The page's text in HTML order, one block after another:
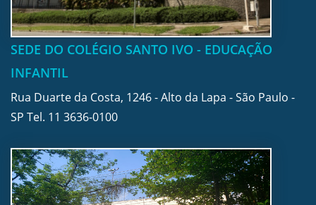
SEDE DO COLÉGIO SANTO IVO - EDUCAÇÃO
INFANTIL
Rua Duarte da Costa, 1246 - Alto da Lapa - São Paulo -
SP Tel. 11 3636-0100